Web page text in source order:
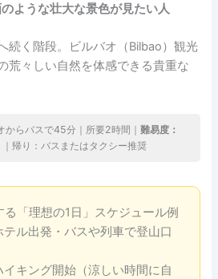
ような壮大な景色が見たい人
続く階段。ビルバオ（Bilbao）観光
荒々しい自然を体感できる貴重な
からバスで45分｜所要2時間｜難易度：
｜帰り：バスまたはタクシー推奨
「理想の1日」スケジュール例
テル出発・バスや列車で登山口
イキング開始（涼しい時間に自